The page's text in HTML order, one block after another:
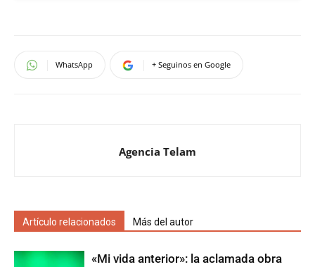
WhatsApp + Seguinos en Google
Agencia Telam
Artículo relacionados Más del autor
«Mi vida anterior»: la aclamada obra